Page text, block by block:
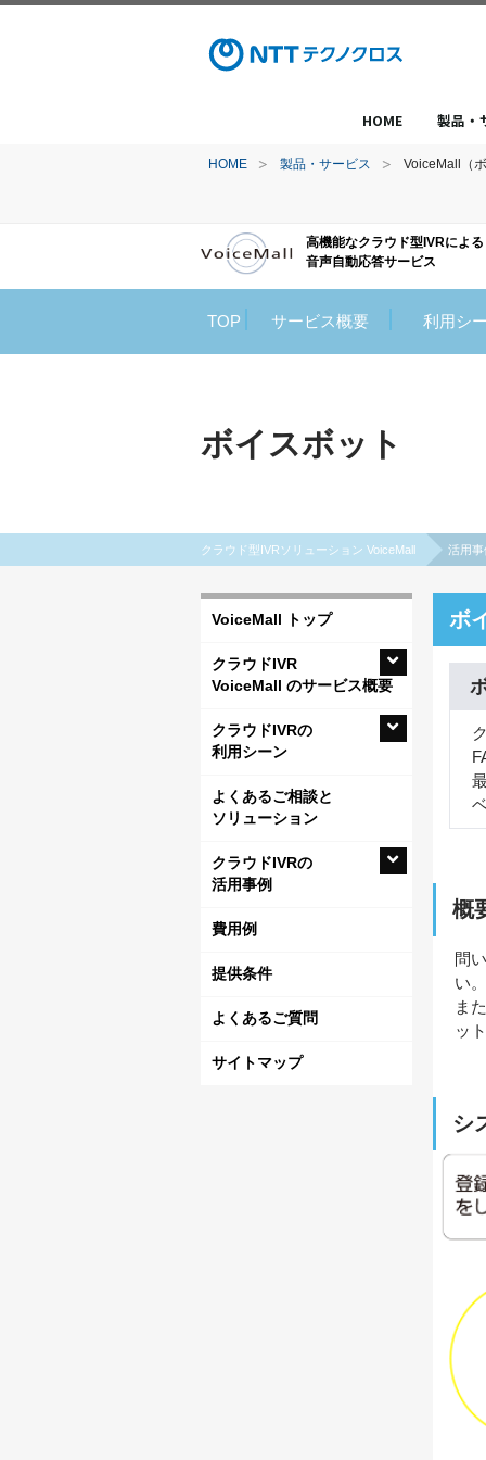
HOME 製品・
HOME 製品・サービス VoiceMall（
高機能なクラウド型IVRによる
音声自動応答サービス
TOP サービス概要 利用シ
ボイスボット
クラウド型IVRソリューション VoiceMall 活用事
ボ
概
問
い。
ま
ッ
シ
VoiceMall トップ
クラウドIVR
VoiceMall のサービス概要
クラウドIVRの
利用シーン
よくあるご相談と
ソリューション
クラウドIVRの
活用事例
費用例
提供条件
よくあるご質問
サイトマップ